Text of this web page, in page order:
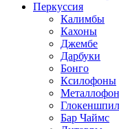
Перкуссия
Калимбы
Кахоны
Джембе
Дарбуки
Бонго
Ксилофоны
Бар Чаймс